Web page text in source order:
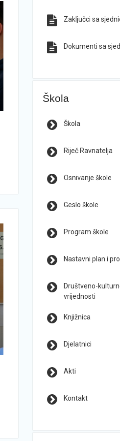
Zaključci sa
Dokumenti sa
Škola
Škola
Riječ Ravnatelja
Osnivanje škole
Geslo škole
Program škole
Nastavni plan i
Društveno-
vrijednosti
Knjižnica
Djelatnici
Akti
Kontakt